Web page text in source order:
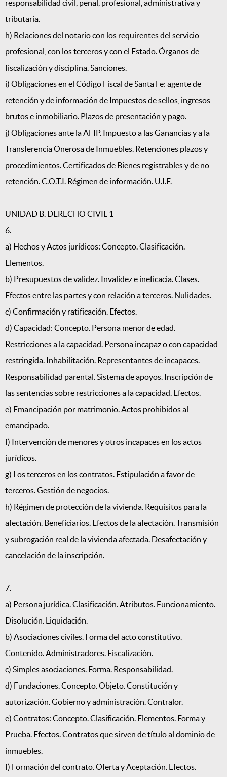
responsabilidad civil, penal, profesional, administrativa y
tributaria.
h) Relaciones del notario con los requirentes del servicio
profesional, con los terceros y con el Estado. Órganos de
fiscalización y disciplina. Sanciones.
i) Obligaciones en el Código Fiscal de Santa Fe: agente de
retención y de información de Impuestos de sellos, ingresos
brutos e inmobiliario. Plazos de presentación y pago.
j) Obligaciones ante la AFIP. Impuesto a las Ganancias y a la
Transferencia Onerosa de Inmuebles. Retenciones plazos y
procedimientos. Certificados de Bienes registrables y de no
retención. C.O.T.I. Régimen de información. U.I.F.
UNIDAD B. DERECHO CIVIL 1
6.
a) Hechos y Actos jurídicos: Concepto. Clasificación.
Elementos.
b) Presupuestos de validez. Invalidez e ineficacia. Clases.
Efectos entre las partes y con relación a terceros. Nulidades.
c) Confirmación y ratificación. Efectos.
d) Capacidad: Concepto. Persona menor de edad.
Restricciones a la capacidad. Persona incapaz o con capacidad
restringida. Inhabilitación. Representantes de incapaces.
Responsabilidad parental. Sistema de apoyos. Inscripción de
las sentencias sobre restricciones a la capacidad. Efectos.
e) Emancipación por matrimonio. Actos prohibidos al
emancipado.
f) Intervención de menores y otros incapaces en los actos
jurídicos.
g) Los terceros en los contratos. Estipulación a favor de
terceros. Gestión de negocios.
h) Régimen de protección de la vivienda. Requisitos para la
afectación. Beneficiarios. Efectos de la afectación. Transmisión
y subrogación real de la vivienda afectada. Desafectación y
cancelación de la inscripción.
7.
a) Persona jurídica. Clasificación. Atributos. Funcionamiento.
Disolución. Liquidación.
b) Asociaciones civiles. Forma del acto constitutivo.
Contenido. Administradores. Fiscalización.
c) Simples asociaciones. Forma. Responsabilidad.
d) Fundaciones. Concepto. Objeto. Constitución y
autorización. Gobierno y administración. Contralor.
e) Contratos: Concepto. Clasificación. Elementos. Forma y
Prueba. Efectos. Contratos que sirven de título al dominio de
inmuebles.
f) Formación del contrato. Oferta y Aceptación. Efectos.